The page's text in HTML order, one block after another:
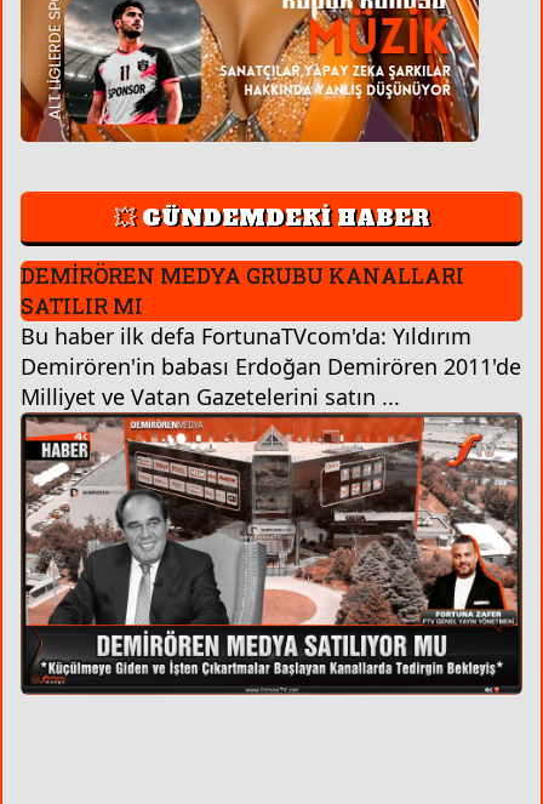
💥 GÜNDEMDEKİ HABER
DEMİRÖREN MEDYA GRUBU KANALLARI
SATILIR MI
Bu haber ilk defa FortunaTVcom'da: Yıldırım
Demirören'in babası Erdoğan Demirören 2011'de
Milliyet ve Vatan Gazetelerini satın ...